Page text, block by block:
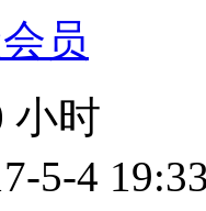
员
小时
5-4